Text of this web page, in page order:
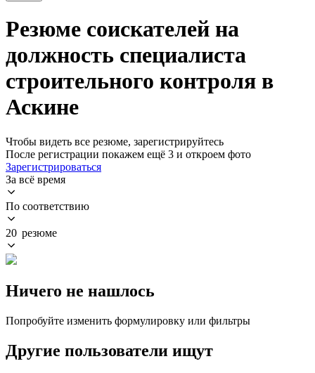
Резюме соискателей на
должность специалиста
строительного контроля в
Аскине
Чтобы видеть все резюме, зарегистрируйтесь
После регистрации покажем ещё 3 и откроем фото
Зарегистрироваться
За всё время
По соответствию
20 резюме
Ничего не нашлось
Попробуйте изменить формулировку или фильтры
Другие пользователи ищут